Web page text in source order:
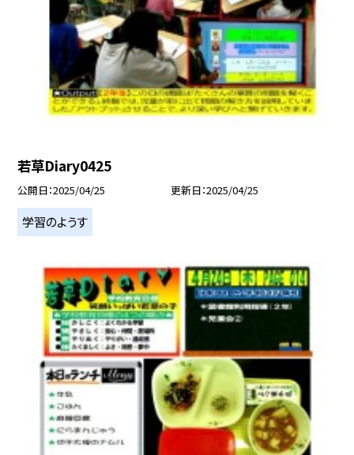
若草Diary0425
公開日 2025/04/25 更新日 2025/04/25
学習のようす